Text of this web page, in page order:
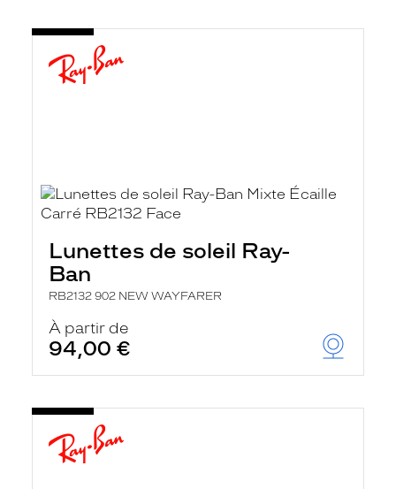
Lunettes de soleil Ray-
Ban
RB2132 902 NEW WAYFARER
À partir de
94,00 €